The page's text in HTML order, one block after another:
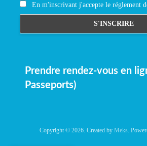
En m'inscrivant j'accepte le réglement
Prendre rendez-vous en
Passeports)
Copyright © 2026. Created by Meks .